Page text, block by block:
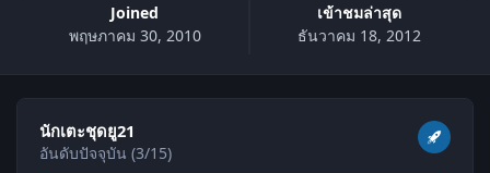
Joined
พฤษภาคม 30, 2010
เข้าชมล่าสุด
ธันวาคม 18, 2012
ดูทั้งหมด
นักเตะชุดยู21
อันดับปัจจุบัน (3/15)